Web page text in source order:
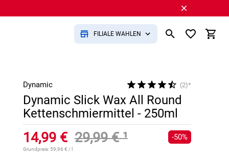
FILIALE WÄHLEN
Dynamic (2)*
Dynamic Slick Wax All Round
Kettenschmiermittel - 250ml
14,99 € 29,99 €¹
Grundpreis: 59,96 € / l
-50%